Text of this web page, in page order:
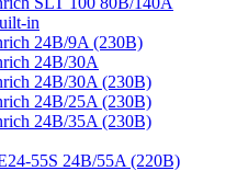
in
24B/9A (230B)
24B/30A
24B/30A (230B)
24B/25A (230B)
24B/35A (230B)
55S 24B/55A (220B)